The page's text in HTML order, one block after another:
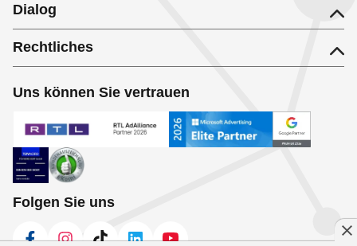
Dialog
Rechtliches
Uns können Sie vertrauen
Folgen Sie uns